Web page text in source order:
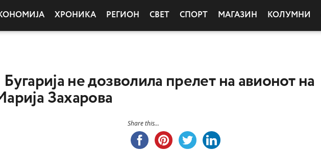
ХРОНИКА РЕГИОН СВЕТ СПОРТ МАГАЗИН КОЛУМНИ
Бугарија не дозволила прелет на авионот на
Захарова
Share this...